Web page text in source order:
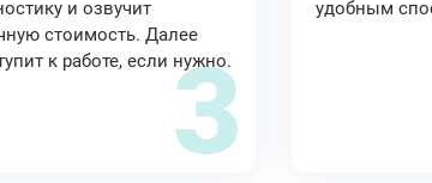
и озвучит
стоимость. Далее
к работе, если нужно.
3
удобным